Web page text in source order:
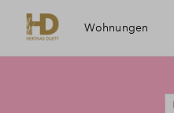
Wohnungen